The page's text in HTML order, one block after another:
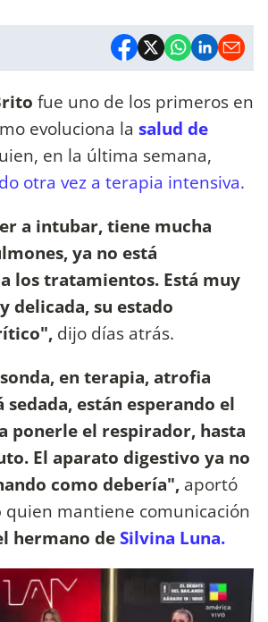
fue uno de los primeros en
evoluciona la salud de
en la última semana,
otra vez a terapia intensiva.
a intubar, tiene mucha
ya no está
los tratamientos. Está muy
delicada, su estado
dijo días atrás.
en terapia, atrofia
sedada, están esperando el
ponerle el respirador, hasta
El aparato digestivo ya no
como debería", aportó
quien mantiene comunicación
hermano deSilvina Luna.